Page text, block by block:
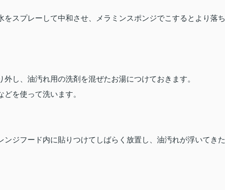
スプレーして中和させ、メラミンスポンジでこするとより落ち
し、油汚れ用の洗剤を混ぜたお湯につけておきます。
を使って洗います。
ジフード内に貼りつけてしばらく放置し、油汚れが浮いてきた